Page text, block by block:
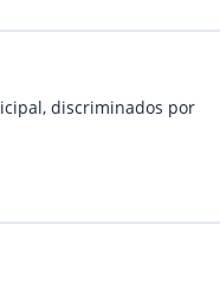
discriminados por